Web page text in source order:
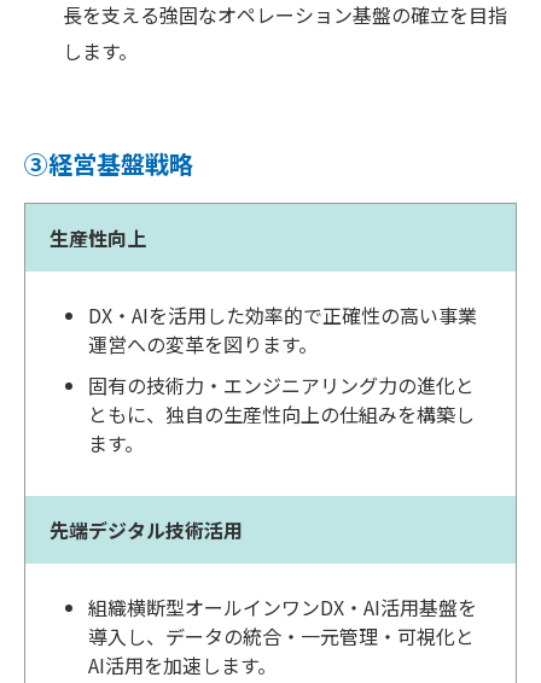
長を支える強固なオペレーション基盤の確立を目指
します。
③経営基盤戦略
生産性向上
DX・AIを活用した効率的で正確性の高い事業
運営への変革を図ります。
固有の技術力・エンジニアリング力の進化と
ともに、独自の生産性向上の仕組みを構築し
ます。
先端デジタル技術活用
組織横断型オールインワンDX・AI活用基盤を
導入し、データの統合・一元管理・可視化と
AI活用を加速します。